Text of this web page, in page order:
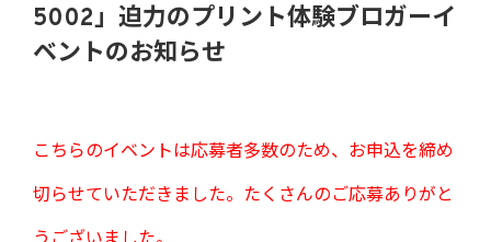
5002」迫力のプリント体験ブロガーイ
ベントのお知らせ
こちらのイベントは応募者多数のため、お申込を締め
切らせていただきました。たくさんのご応募ありがと